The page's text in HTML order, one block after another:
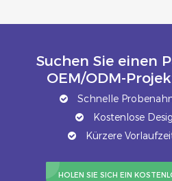
Suchen Sie einen
OEM/ODM-
Schnelle
Kostenlose
Kürzere
HOLEN SIE SICH EIN